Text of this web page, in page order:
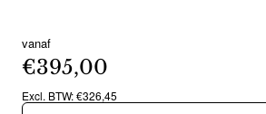
vanaf
€395,00
Excl. BTW: €326,45